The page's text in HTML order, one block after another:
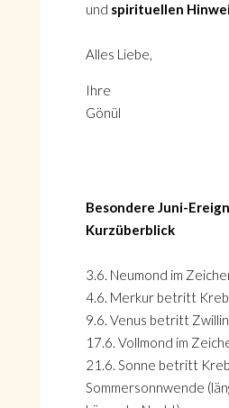
ÜBER AVANTGART.DE
IMPRESSUM & DATENSCHUTZ
und spirituellen
Alles Liebe,
Ihre
Gönül
Besondere Juni-
Kurzüberblick
3.6. Neumond im
4.6. Merkur betritt
9.6. Venus betritt
17.6. Vollmond im
21.6. Sonne betritt
Sommersonnwende